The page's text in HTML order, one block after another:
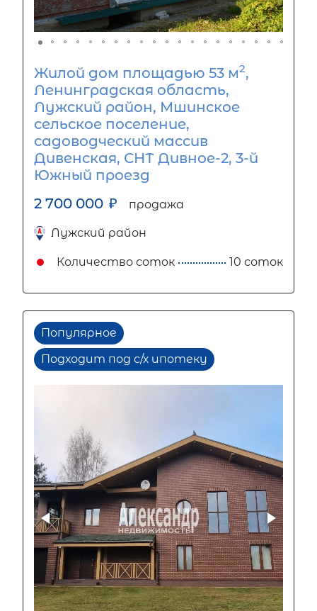
Жилой дом площадью 53 м2,
Ленинградская область,
Лужский район, Мшинское
сельское поселение,
садоводческий массив
Дивенская, СНТ Дивное-2, 3-й
Южный проезд
2 700 000 ₽ продажа
Лужский район
Количество соток 10 соток
Популярное
Подходит под с/х ипотеку